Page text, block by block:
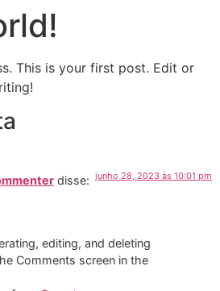
This is your first post. Edit or
disse: junho 28, 2023 às 10:01 pm
editing, and deleting
Comments screen in the